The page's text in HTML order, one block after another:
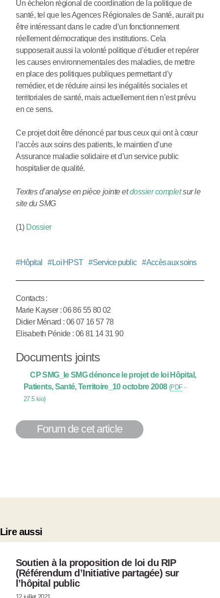
Un échelon régional de coordination de la politique de
santé, tel que les Agences Régionales de Santé, aurait pu
être intéressant dans le cadre d’un fonctionnement
réellement démocratique des institutions. Cela
supposerait aussi la volonté politique d’étudier et repérer
les causes environnementales des maladies, de mettre
en place des politiques publiques permettant d’y
remédier, et de réduire ainsi les inégalités sociales et
territoriales de santé, mais actuellement rien n’est prévu
en ce sens.
Ce projet doit être dénoncé par tous ceux qui ont à cœur
l’accès aux soins des patients, le maintien d’une
Assurance maladie solidaire et d’un service public
hospitalier de qualité.
Textes d’analyse en pièce jointe etdossier completsur le
site du SMG
(1) Dossier
#Hôpital #Loi HPST #Service public #Accès aux soins
Contacts :
Marie Kayser : 06 86 55 80 02
Didier Ménard : 06 07 16 57 78
Elisabeth Pénide : 06 81 14 31 90
Documents joints
CP SMG_le SMG dénonce le projet de loi Hôpital,
Patients, Santé, Territoire_10 octobre 2008 (PDF-
27.5 kio)
Forum de cet article
Lire aussi
Soutien à la proposition de loi du RIP
(Référendum d’Initiative partagée) sur
l’hôpital public